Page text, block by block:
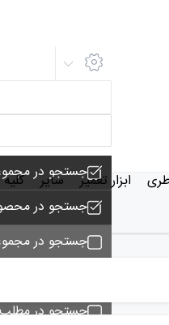
جستجو در
جستجو در
جستجو در
جستجو در مطلب
ابزار تعمیر سایر